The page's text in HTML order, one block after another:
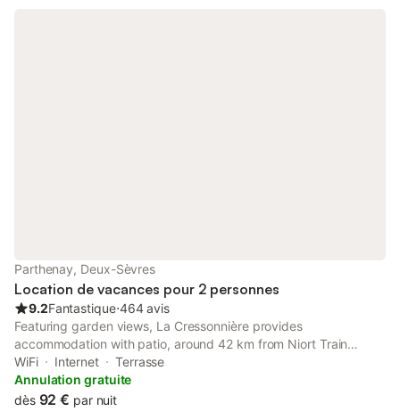
Parthenay, Deux-Sèvres
Location de vacances pour 2 personnes
9.2Fantastique⋅464 avis
Featuring garden views, La Cressonnière provides
accommodation with patio, around 42 km from Niort Train
Station. This property offers access to a terrace, table tennis,
and free WiFi. The bed and breakfast features family rooms.
WiFi Internet
Terrasse
Annulation gratuite
dès 92 € par nuit